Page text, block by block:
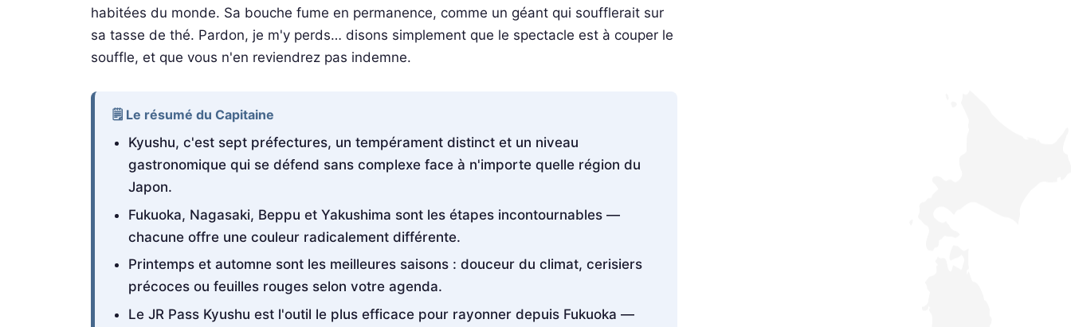
habitées du monde. Sa bouche fume en permanence, comme un géant qui soufflerait sur
sa tasse de thé. Pardon, je m'y perds… disons simplement que le spectacle est à couper le
souffle, et que vous n'en reviendrez pas indemne.
🗒️ Le résumé du Capitaine
Kyushu, c'est sept préfectures, un tempérament distinct et un niveau
gastronomique qui se défend sans complexe face à n'importe quelle région du
Japon.
Fukuoka, Nagasaki, Beppu et Yakushima sont les étapes incontournables —
chacune offre une couleur radicalement différente.
Printemps et automne sont les meilleures saisons : douceur du climat, cerisiers
précoces ou feuilles rouges selon votre agenda.
Le JR Pass Kyushu est l'outil le plus efficace pour rayonner depuis Fukuoka —